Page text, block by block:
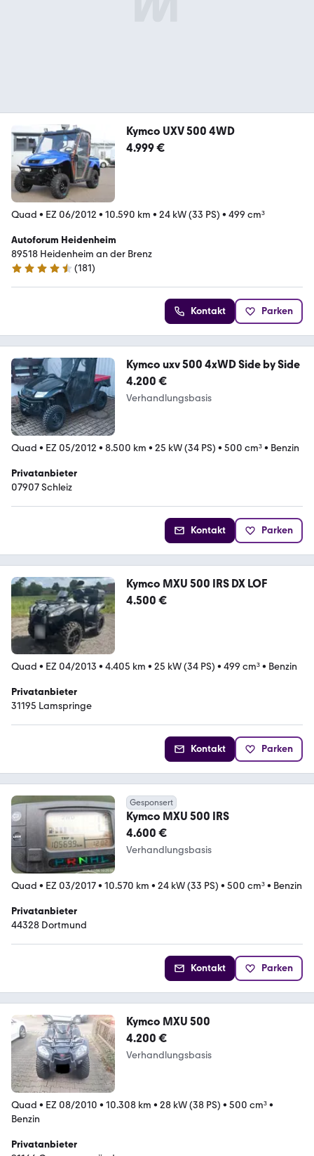
Kymco UXV 500 4WD
4.999 €
Quad • EZ 06/2012 • 10.590 km • 24 kW (33 PS) • 499 cm³
Autoforum Heidenheim
89518 Heidenheim an der Brenz
4.5 Sterne
(181)
Kontakt Parken
Kymco uxv 500 4xWD Side by Side
4.200 €
Verhandlungsbasis
Quad • EZ 05/2012 • 8.500 km • 25 kW (34 PS) • 500 cm³• Benzin
Privatanbieter
07907 Schleiz
Kontakt Parken
Kymco MXU 500 IRS DX LOF
4.500 €
Quad • EZ 04/2013 • 4.405 km • 25 kW (34 PS) • 499 cm³• Benzin
Privatanbieter
31195 Lamspringe
Kontakt Parken
Gesponsert
Kymco MXU 500 IRS
4.600 €
Verhandlungsbasis
Quad • EZ 03/2017• 10.570 km • 24 kW (33 PS) • 500 cm³• Benzin
Privatanbieter
44328 Dortmund
Kontakt Parken
Kymco MXU 500
4.200 €
Verhandlungsbasis
Quad • EZ 08/2010 • 10.308 km • 28 kW (38 PS) • 500 cm³•
Benzin
Privatanbieter